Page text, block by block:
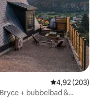
Gemiddelde
4,92 (203)
+ bubbelbad &